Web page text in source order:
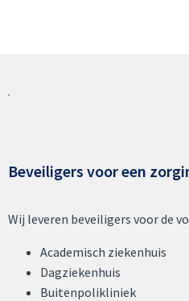
Beveiligers voor een
Wij leveren beveiligers voor de
Academisch ziekenhuis
Dagziekenhuis
Buitenpolikliniek